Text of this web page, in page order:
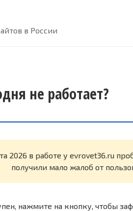
в России
не работает?
2026 в работе у evrovet36.ru
получили мало жалоб от
нажмите на кнопку, чтобы